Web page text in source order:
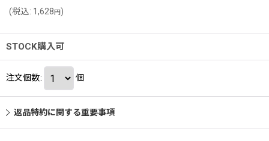
(税込: 1,628 円 )
STOCK購入可
注文個数: 個
返品特約に関する重要事項